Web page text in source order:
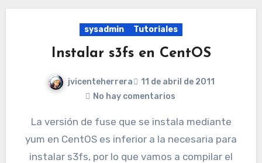
sysadmin Tutoriales
Instalar s3fs en CentOS
jvicenteherrera
11 de abril de 2011
No hay comentarios
La versión de fuse que se instala mediante
yum en CentOS es inferior a la necesaria para
instalar s3fs, por lo que vamos a compilar el